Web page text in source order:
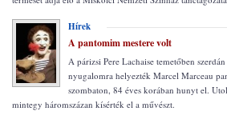
Hírek
A pantomim mestere volt
A párizsi Pere Lachaise temetőben
nyugalomra helyezték Marcel Marceau
szombaton, 84 éves korában hunyt el.
mintegy háromszázan kísérték el a művészt.